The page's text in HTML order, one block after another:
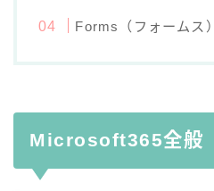
Forms（フォームス）
Microsoft365全般